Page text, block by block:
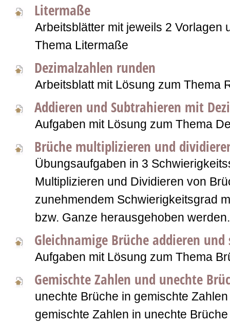
Litermaße
Arbeitsblätter mit jeweils 2 Vorlagen
Thema Litermaße
Dezimalzahlen runden
Arbeitsblatt mit Lösung zum Thema
Addieren und Subtrahieren mit
Aufgaben mit Lösung zum Thema
Brüche multiplizieren und
Übungsaufgaben in 3
Multiplizieren und Dividieren von
zunehmendem Schwierigkeitsgrad
bzw. Ganze herausgehoben werden.
Gleichnamige Brüche addieren
Aufgaben mit Lösung zum Thema
Gemischte Zahlen und unechte
unechte Brüche in gemischte
gemischte Zahlen in unechte